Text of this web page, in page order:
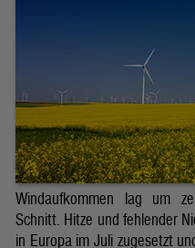
Windaufkommen lag um
Schnitt. Hitze und fehlender
in Europa im Juli zugesetzt